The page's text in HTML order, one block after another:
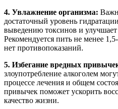
4. Увлажнение организма:
достаточный уровень
выведению токсинов и улучшает
Рекомендуется пить не менее
нет противопоказаний.
5. Избегание вредных
злоупотребление алкоголем
процессе лечения и общем
привычек поможет ускорить
качество жизни.